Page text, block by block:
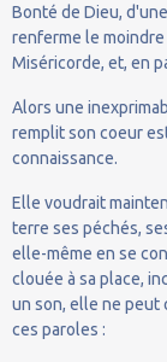
Bonté de Dieu,
renferme le
Miséricorde, et, en
Alors une
remplit son coeur
connaissance.
Elle voudrait
terre ses péchés,
elle-même en se
clouée à sa place,
un son, elle ne peut
ces paroles :